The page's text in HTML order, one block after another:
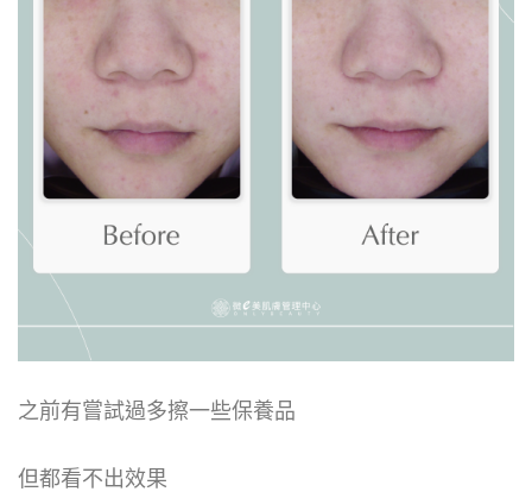
之前有嘗試過多擦一些保養品
但都看不出效果